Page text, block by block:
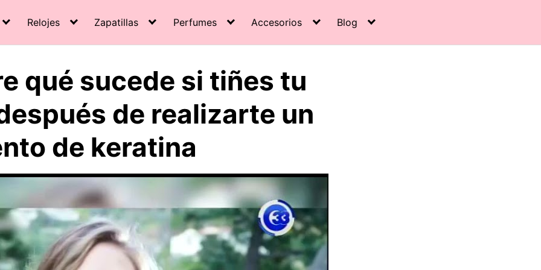
Relojes Zapatillas Perfumes Accesorios Blog
qué sucede si tiñes tu
de realizarte un
de keratina